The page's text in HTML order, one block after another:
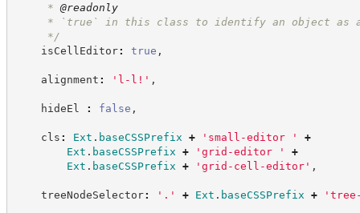
* @readonly
* `true` in this class to identify an object as
*/
isCellEditor: true ,
alignment : ' l-l! ' ,
hideEl : false ,
cls : Ext . baseCSSPrefix + ' small-editor '
+
Ext . baseCSSPrefix + ' grid-editor '
+
Ext . baseCSSPrefix + ' grid-cell-editor' ,
treeNodeSelector: ' . ' + Ext . baseCSSPrefix + '